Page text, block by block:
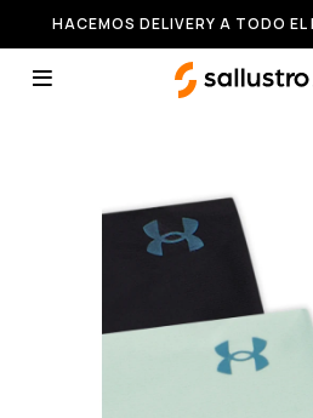
HACEMOS DELIVERY A TODO
RUNNING HASTA
